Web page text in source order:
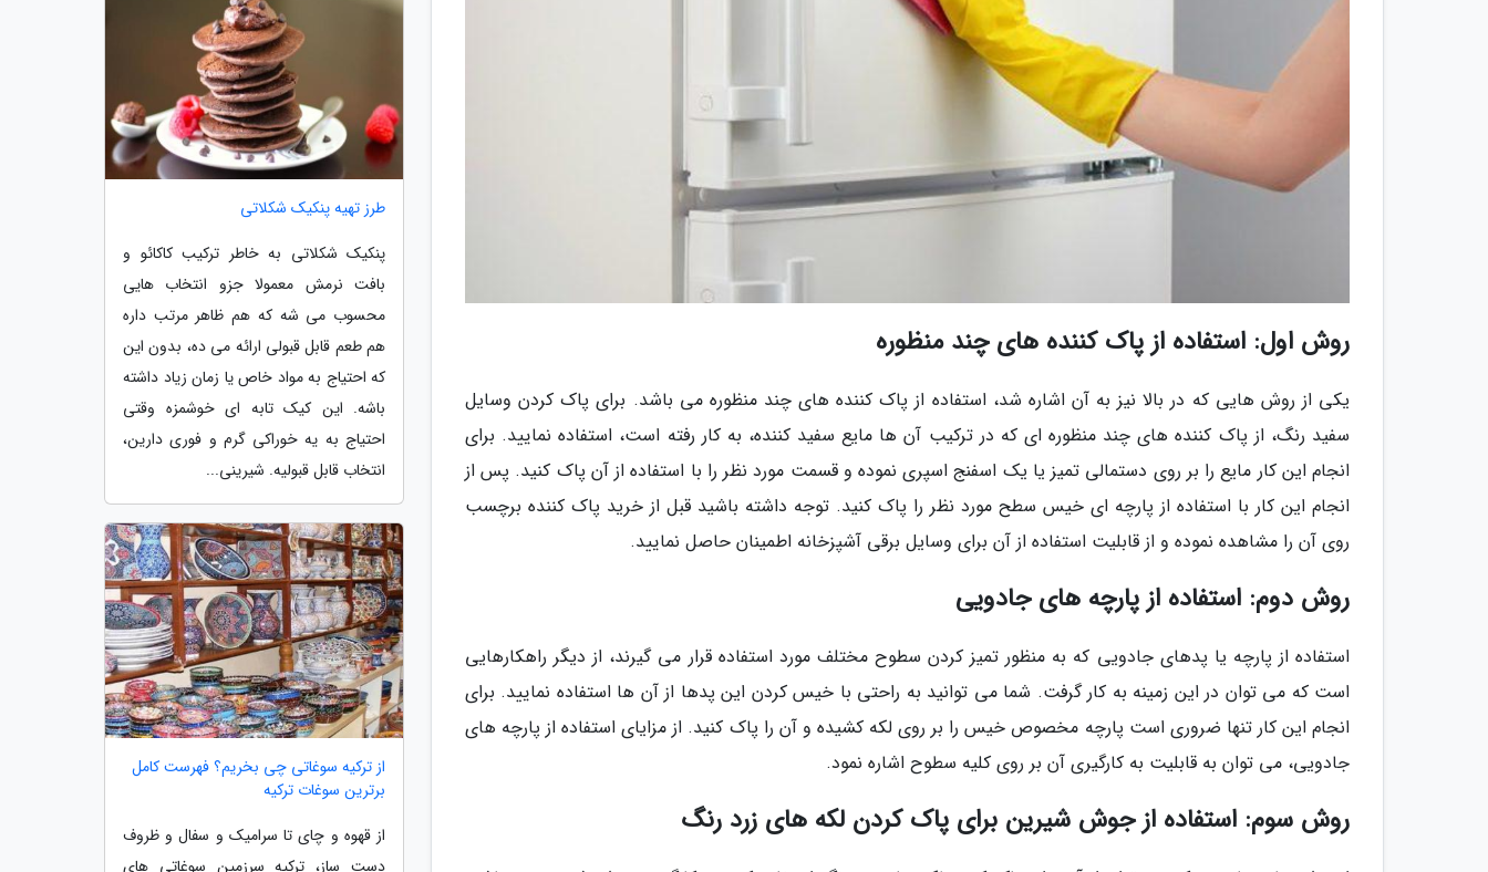
روش اول: استفاده از پاک کننده های چند منظوره
یکی از روش هایی که در بالا نیز به آن اشاره شد، استفاده از پاک کننده های چند منظوره می باشد. برای پاک کردن وسایل
سفید رنگ، از پاک کننده های چند منظوره ای که در ترکیب آن ها مایع سفید کننده، به کار رفته است، استفاده نمایید. برای
انجام این کار مایع را بر روی دستمالی تمیز یا یک اسفنج اسپری نموده و قسمت مورد نظر را با استفاده از آن پاک کنید. پس از
انجام این کار با استفاده از پارچه ای خیس سطح مورد نظر را پاک کنید. توجه داشته باشید قبل از خرید پاک کننده برچسب
روی آن را مشاهده نموده و از قابلیت استفاده از آن برای وسایل برقی آشپزخانه اطمینان حاصل نمایید.
روش دوم: استفاده از پارچه های جادویی
استفاده از پارچه یا پدهای جادویی که به منظور تمیز کردن سطوح مختلف مورد استفاده قرار می گیرند، از دیگر راهکارهایی
است که می توان در این زمینه به کار گرفت. شما می توانید به راحتی با خیس کردن این پدها از آن ها استفاده نمایید. برای
انجام این کار تنها ضروری است پارچه مخصوص خیس را بر روی لکه کشیده و آن را پاک کنید. از مزایای استفاده از پارچه های
جادویی، می توان به قابلیت به کارگیری آن بر روی کلیه سطوح اشاره نمود.
روش سوم: استفاده از جوش شیرین برای پاک کردن لکه های زرد رنگ
طرز تهیه پنکیک شکلاتی
پنکیک شکلاتی به خاطر ترکیب کاکائو و
بافت نرمش معمولا جزو انتخاب هایی
محسوب می شه که هم ظاهر مرتب داره
هم طعم قابل قبولی ارائه می ده، بدون این
که احتیاج به مواد خاص یا زمان زیاد داشته
باشه. این کیک تابه ای خوشمزه وقتی
احتیاج به یه خوراکی گرم و فوری دارین،
انتخاب قابل قبولیه. شیرینی...
از ترکیه سوغاتی چی بخریم؟ فهرست کامل
برترین سوغات ترکیه
از قهوه و چای تا سرامیک و سفال و ظروف
دست ساز، ترکیه سرزمین سوغاتی های